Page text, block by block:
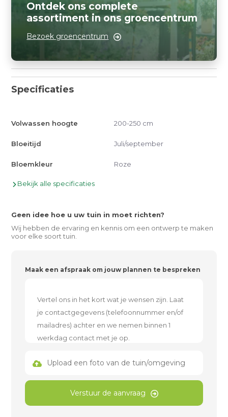
Ontdek ons complete
assortiment in ons groencentrum
Bezoek groencentrum
Specificaties
Volwassen hoogte 200-250 cm
Bloeitijd Juli/september
Bloemkleur Roze
Bekijk alle specificaties
Geen idee hoe u uw tuin in moet richten?
Wij hebben de ervaring en kennis om een ontwerp te maken
voor elke soort tuin.
Maak een afspraak om jouw plannen te bespreken
Upload een foto van de tuin/omgeving
Verstuur de aanvraag